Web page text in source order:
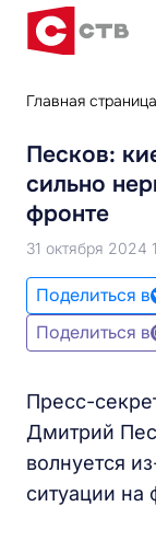
Главная страница
Песков:
сильно
фронте
31 октября 2024
Поделиться в
Поделиться в
Пресс-
Дмитрий
волнуется
ситуации на